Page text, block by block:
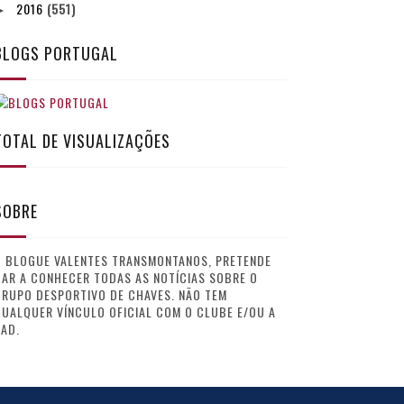
2016 (551)
PORTUGAL
DE VISUALIZAÇÕES
BLOGUE VALENTES TRANSMONTANOS, PRETENDE
A CONHECER TODAS AS NOTÍCIAS SOBRE O
DESPORTIVO DE CHAVES. NÃO TEM
VÍNCULO OFICIAL COM O CLUBE E/OU A